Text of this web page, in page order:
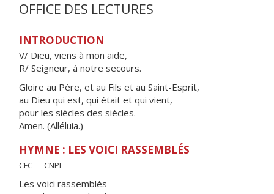
OFFICE DES LECTURES
INTRODUCTION
V/ Dieu, viens à mon aide,
R/ Seigneur, à notre secours.
Gloire au Père, et au Fils et au Saint-Esprit,
au Dieu qui est, qui était et qui vient,
pour les siècles des siècles.
Amen. (Alléluia.)
HYMNE : LES VOICI RASSEMBLÉS
CFC — CNPL
Les voici rassemblés